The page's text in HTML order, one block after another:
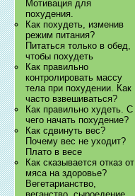
Мотивация для
похудения.
Как похудеть, изменив
режим питания?
Питаться только в обед,
чтобы похудеть
Как правильно
контролировать массу
тела при похудении. Как
часто взвешиваться?
Как правильно худеть. С
чего начать похудение?
Как сдвинуть вес?
Почему вес не уходит?
Плато в весе
Как сказывается отказ от
мяса на здоровье?
Вегетарианство,